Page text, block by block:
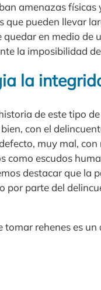
amenazas
que pueden llevar
quedar en medio de
la imposibilidad
la
de este tipo
con el
muy mal,
como escudos
destacar que la
por parte del
tomar rehenes es un